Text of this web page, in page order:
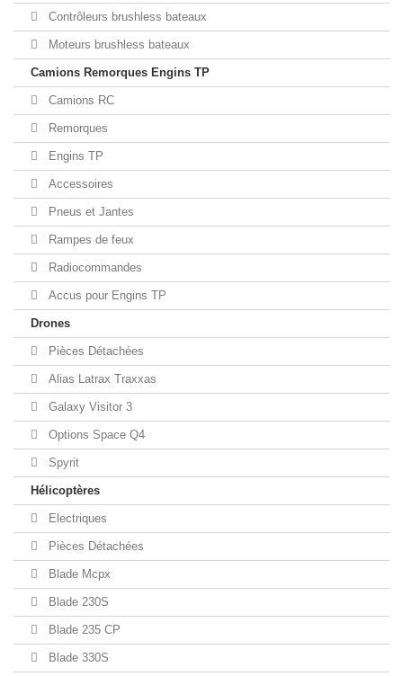
Contrôleurs brushless bateaux
Moteurs brushless bateaux
Camions Remorques Engins TP
Camions RC
Remorques
Engins TP
Accessoires
Pneus et Jantes
Rampes de feux
Radiocommandes
Accus pour Engins TP
Drones
Pièces Détachées
Alias Latrax Traxxas
Galaxy Visitor 3
Options Space Q4
Spyrit
Hélicoptères
Electriques
Pièces Détachées
Blade Mcpx
Blade 230S
Blade 235 CP
Blade 330S